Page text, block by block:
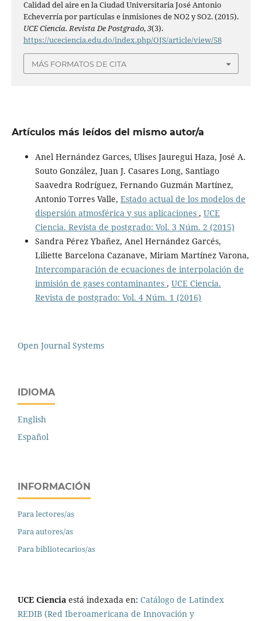
Calidad del aire en la Ciudad Universitaria José Antonio
Echeverría por partículas e inmisiones de NO2 y SO2. (2015).
UCE Ciencia. Revista De Postgrado,3(3).
https://uceciencia.edu.do/index.php/OJS/article/view/58
MÁS FORMATOS DE CITA
Artículos más leídos del mismo autor/a
Anel Hernández Garces, Ulises Jauregui Haza, José A.
Souto González, Juan J. Casares Long, Santiago
Saavedra Rodríguez, Fernando Guzmán Martínez,
Antonio Torres Valle, Estado actual de los modelos de
dispersión atmosférica y sus aplicaciones , UCE
Ciencia. Revista de postgrado: Vol. 3 Núm. 2 (2015)
Sandra Pérez Ybañez, Anel Hernández Garcés,
Liliette Barcelona Cazanave, Miriam Martínez Varona,
Intercomparación de ecuaciones de interpolación de
inmisión de gases contaminantes , UCE Ciencia.
Revista de postgrado: Vol. 4 Núm. 1 (2016)
Open Journal Systems
IDIOMA
English
Español
INFORMACIÓN
Para lectores/as
Para autores/as
Para bibliotecarios/as
UCE Ciencia está indexada en: Catálogo de Latindex
REDIB (Red Iberoamericana de Innovación y